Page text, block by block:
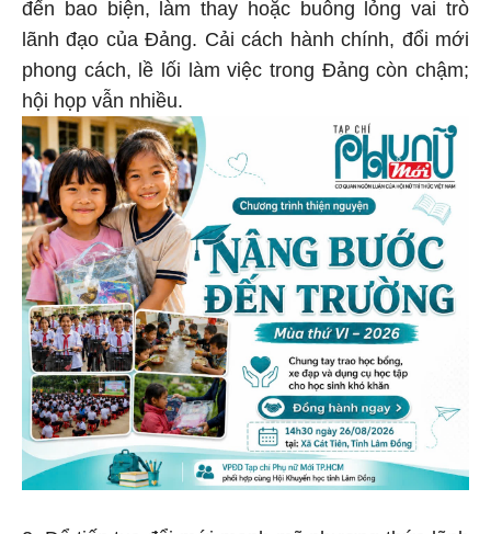
đến bao biện, làm thay hoặc buông lỏng vai trò
lãnh đạo của Đảng. Cải cách hành chính, đổi mới
phong cách, lề lối làm việc trong Đảng còn chậm;
hội họp vẫn nhiều.